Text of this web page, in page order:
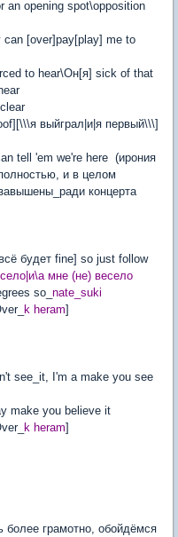
an opening spot\opposition
[over]pay[play] me to
to hear\Он[я] sick of that
выйграл|и|я первый\\\]
tell 'em we're here (ирония
и в целом
концерта
будет fine] so just follow
мне (не) весело
so_ nate_suki
k heram]
see_it, I'm a make you see
make you believe it
k heram]
более грамотно, обойдёмся